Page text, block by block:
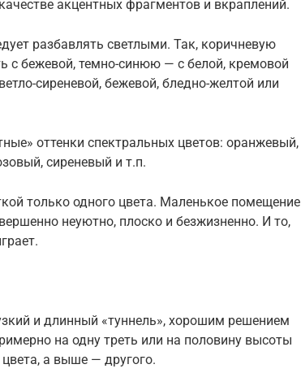
акцентных фрагментов и вкраплений.
разбавлять светлыми. Так, коричневую
с бежевой, темно-синюю — с белой, кремовой
сиреневой, бежевой, бледно-желтой или
оттенки спектральных цветов: оранжевый,
сиреневый и т.п.
только одного цвета. Маленькое помещение
неуютно, плоско и безжизненно. И то,
и длинный «туннель», хорошим решением
на одну треть или на половину высоты
а выше — другого.